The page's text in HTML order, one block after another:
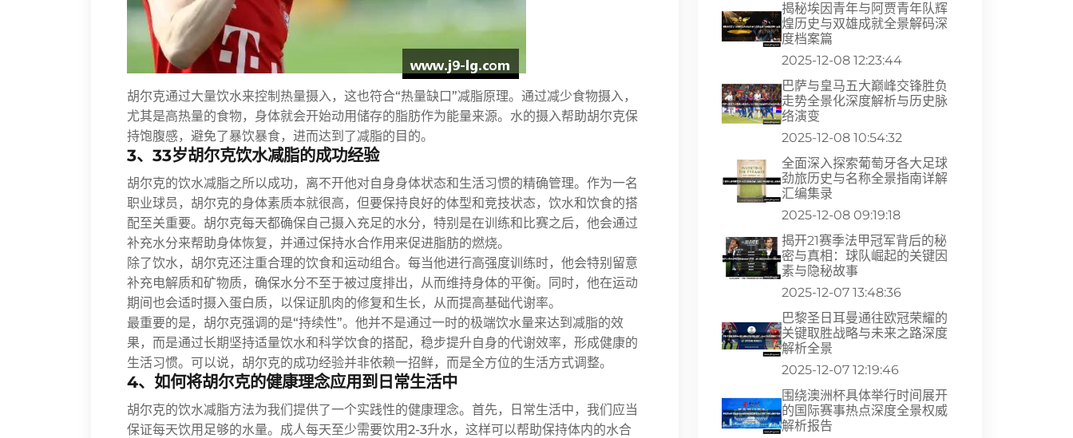
胡尔克通过大量饮水来控制热量摄入，这也符合“热量缺口”减脂原理。通过减少食物摄入，
尤其是高热量的食物，身体就会开始动用储存的脂肪作为能量来源。水的摄入帮助胡尔克保
持饱腹感，避免了暴饮暴食，进而达到了减脂的目的。
3、33岁胡尔克饮水减脂的成功经验
胡尔克的饮水减脂之所以成功，离不开他对自身身体状态和生活习惯的精确管理。作为一名
职业球员，胡尔克的身体素质本就很高，但要保持良好的体型和竞技状态，饮水和饮食的搭
配至关重要。胡尔克每天都确保自己摄入充足的水分，特别是在训练和比赛之后，他会通过
补充水分来帮助身体恢复，并通过保持水合作用来促进脂肪的燃烧。
除了饮水，胡尔克还注重合理的饮食和运动组合。每当他进行高强度训练时，他会特别留意
补充电解质和矿物质，确保水分不至于被过度排出，从而维持身体的平衡。同时，他在运动
期间也会适时摄入蛋白质，以保证肌肉的修复和生长，从而提高基础代谢率。
最重要的是，胡尔克强调的是“持续性”。他并不是通过一时的极端饮水量来达到减脂的效
果，而是通过长期坚持适量饮水和科学饮食的搭配，稳步提升自身的代谢效率，形成健康的
生活习惯。可以说，胡尔克的成功经验并非依赖一招鲜，而是全方位的生活方式调整。
4、如何将胡尔克的健康理念应用到日常生活中
胡尔克的饮水减脂方法为我们提供了一个实践性的健康理念。首先，日常生活中，我们应当
保证每天饮用足够的水量。成人每天至少需要饮用2-3升水，这样可以帮助保持体内的水合
揭秘埃因青年与阿贾青年队辉
煌历史与双雄成就全景解码深
度档案篇
2025-12-08 12:23:44
巴萨与皇马五大巅峰交锋胜负
走势全景化深度解析与历史脉
络演变
2025-12-08 10:54:32
全面深入探索葡萄牙各大足球
劲旅历史与名称全景指南详解
汇编集录
2025-12-08 09:19:18
揭开21赛季法甲冠军背后的秘
密与真相：球队崛起的关键因
素与隐秘故事
2025-12-07 13:48:36
巴黎圣日耳曼通往欧冠荣耀的
关键取胜战略与未来之路深度
解析全景
2025-12-07 12:19:46
围绕澳洲杯具体举行时间展开
的国际赛事热点深度全景权威
解析报告